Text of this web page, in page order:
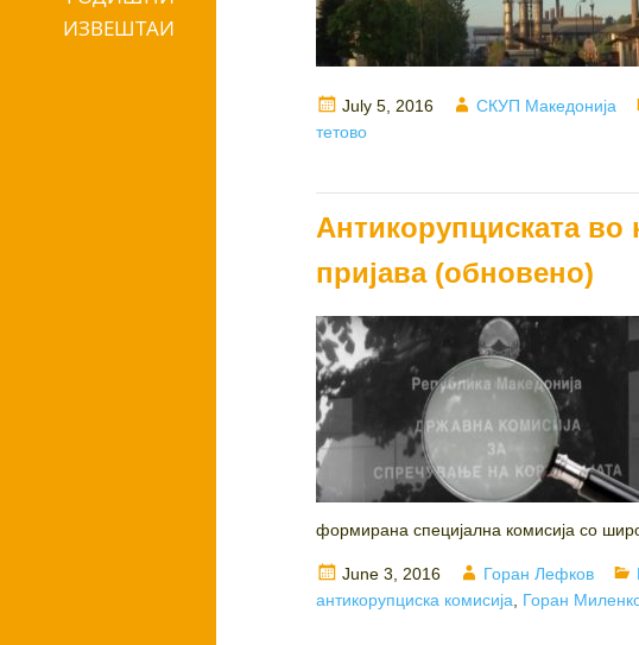
ИЗВЕШТАИ
Posted
on
July 5, 2016 Author
СКУП Македонија
тетово
Антикорупциската во
пријава (обновено)
формирана специјална комисија со
Posted
on
June 3, 2016 Author
Горан Лефков
антикорупциска комисија
Горан